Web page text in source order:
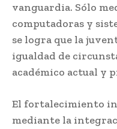
vanguardia. Sólo
computadoras y
se logra que la
igualdad de
académico actual y
El fortalecimiento
mediante la